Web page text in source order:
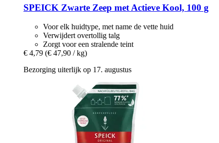
SPEICK Zwarte Zeep met Actieve Kool, 100 g
Voor elk huidtype, met name de vette huid
Verwijdert overtollig talg
Zorgt voor een stralende teint
€ 4,79 (€ 47,90 / kg)
Bezorging uiterlijk op 17. augustus